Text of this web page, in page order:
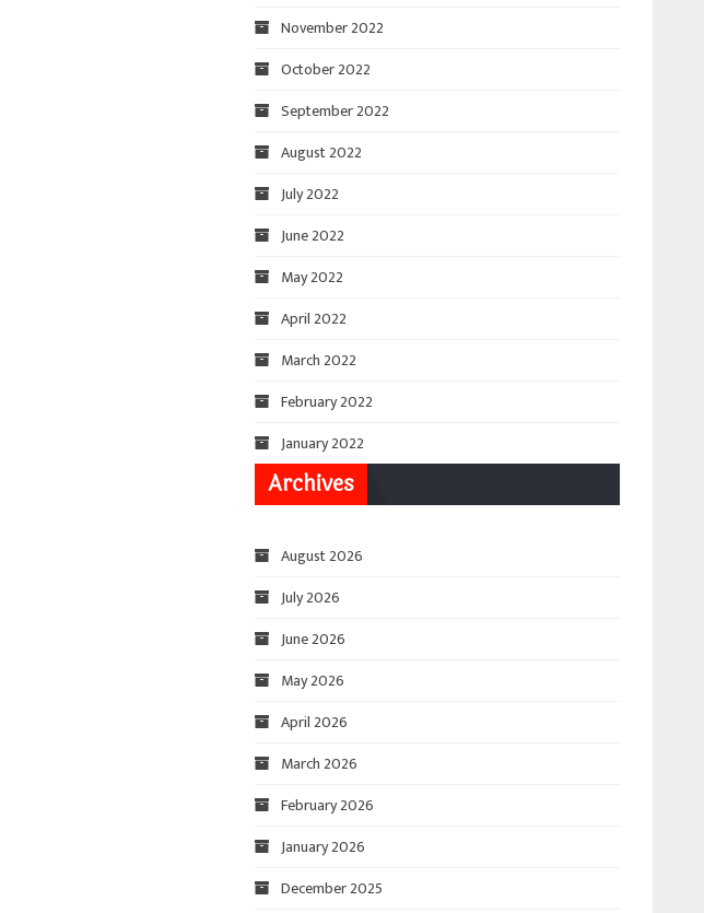
November 2022
October 2022
September 2022
August 2022
July 2022
June 2022
May 2022
April 2022
March 2022
February 2022
January 2022
Archives
August 2026
July 2026
June 2026
May 2026
April 2026
March 2026
February 2026
January 2026
December 2025